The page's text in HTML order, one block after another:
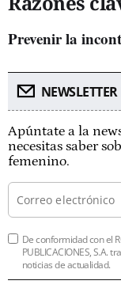
Prevenir la
Apúntate a la
necesitas saber
femenino.
De conformidad con el
PUBLICACIONES, S.A.
noticias de actualidad.